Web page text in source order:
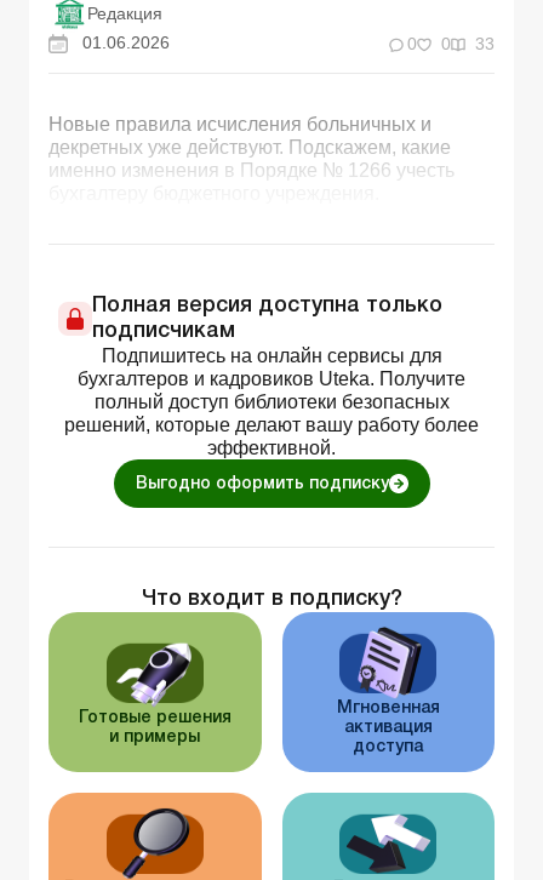
Редакция
01.06.2026
0 0 33
Новые правила исчисления больничных и
декретных уже действуют. Подскажем, какие
именно изменения в Порядке № 1266 учесть
Полная версия доступна только
подписчикам
Подпишитесь на онлайн сервисы для
бухгалтеров и кадровиков Uteka. Получите
полный доступ библиотеки безопасных
решений, которые делают вашу работу более
эффективной.
Выгодно оформить подписку
Что входит в подписку?
Готовые решения
и примеры
Мгновенная
активация
доступа